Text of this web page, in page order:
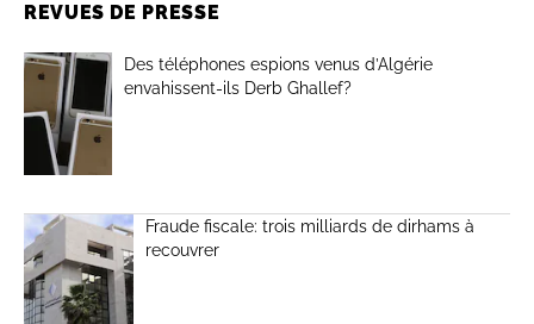
REVUES DE PRESSE
Des téléphones espions venus d’Algérie
envahissent-ils Derb Ghallef?
Fraude fiscale: trois milliards de dirhams à
recouvrer